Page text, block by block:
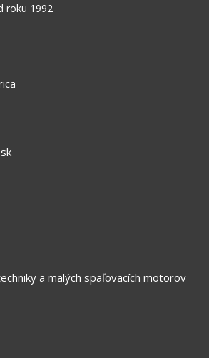
roku 1992
a malých spaľovacích motorov